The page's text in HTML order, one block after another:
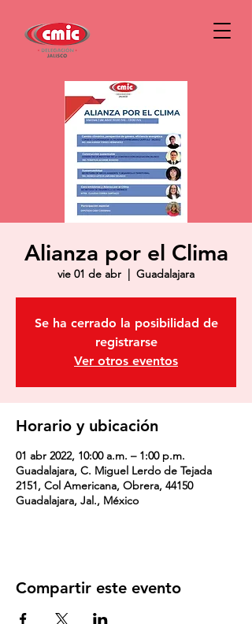
Alianza por el Clima
vie 01 de abr
  |
Guadalajara
Se ha cerrado la posibilidad de
registrarse
Ver otros eventos
Horario y ubicación
01 abr 2022, 10:00 a.m. – 1:00 p.m.
Guadalajara, C. Miguel Lerdo de Tejada
2151, Col Americana, Obrera, 44150
Guadalajara, Jal., México
Compartir este evento